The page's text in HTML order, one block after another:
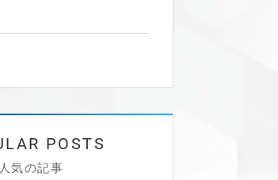
人気の記事